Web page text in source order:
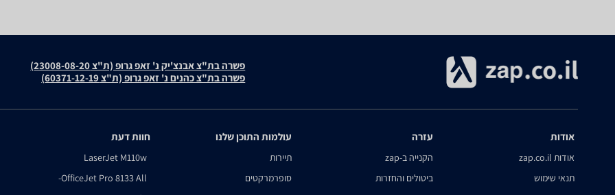
פשרה בת"צ אבנצ'יק נ' זאפ גרופ (ת"צ 23008-08-20)
פשרה בת"צ כהנים נ' זאפ גרופ (ת"צ 60371-12-19)
אודות
אודות zap.co.il
תנאי שימוש
עזרה
הקנייה ב-zap
ביטולים והחזרות
עולמות התוכן שלנו
תיירות
סופרמרקטים
חוות דעת
LaserJet M110w
OfficeJet Pro 8133 All-